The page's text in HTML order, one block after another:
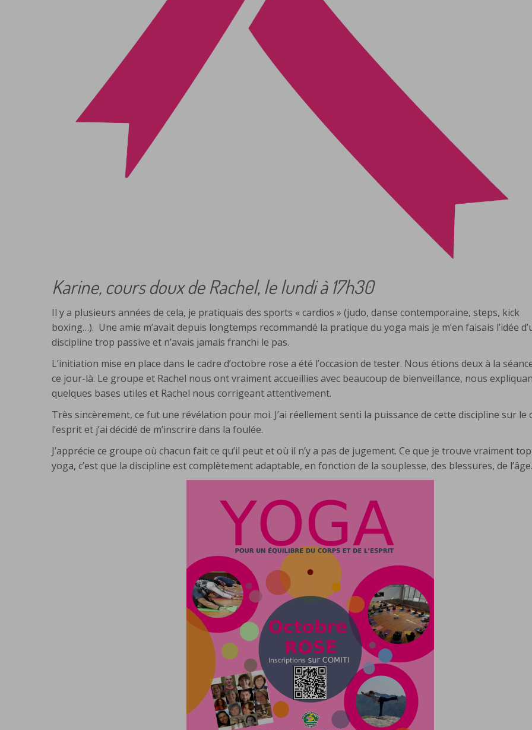
Karine, cours doux de Rachel, le lundi à 17h30
Il y a plusieurs années de cela, je pratiquais des sports « cardios » (judo, danse contemporaine, steps, kick
boxing…). Une amie m’avait depuis longtemps recommandé la pratique du yoga mais je m’en faisais l’idée
discipline trop passive et n’avais jamais franchi le pas.
L’initiation mise en place dans le cadre d’octobre rose a été l’occasion de tester. Nous étions deux à la
ce jour-là. Le groupe et Rachel nous ont vraiment accueillies avec beaucoup de bienveillance, nous
quelques bases utiles et Rachel nous corrigeant attentivement.
Très sincèrement, ce fut une révélation pour moi. J’ai réellement senti la puissance de cette discipline sur le
l’esprit et j’ai décidé de m’inscrire dans la foulée.
J’apprécie ce groupe où chacun fait ce qu’il peut et où il n’y a pas de jugement. Ce que je trouve vraiment
yoga, c’est que la discipline est complètement adaptable, en fonction de la souplesse, des blessures, de